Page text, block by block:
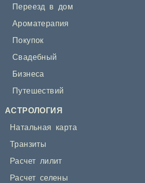
Переезд в дом
Ароматерапия
Покупок
Свадебный
Бизнеса
Путешествий
АСТРОЛОГИЯ
Натальная карта
Транзиты
Расчет лилит
Расчет селены